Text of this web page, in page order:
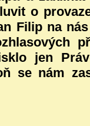
o
Filip na
jen
se nám